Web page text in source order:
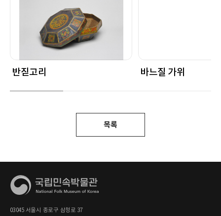
반짇고리 바느질 가위
목록
03045 서울시 종로구 삼청로 37